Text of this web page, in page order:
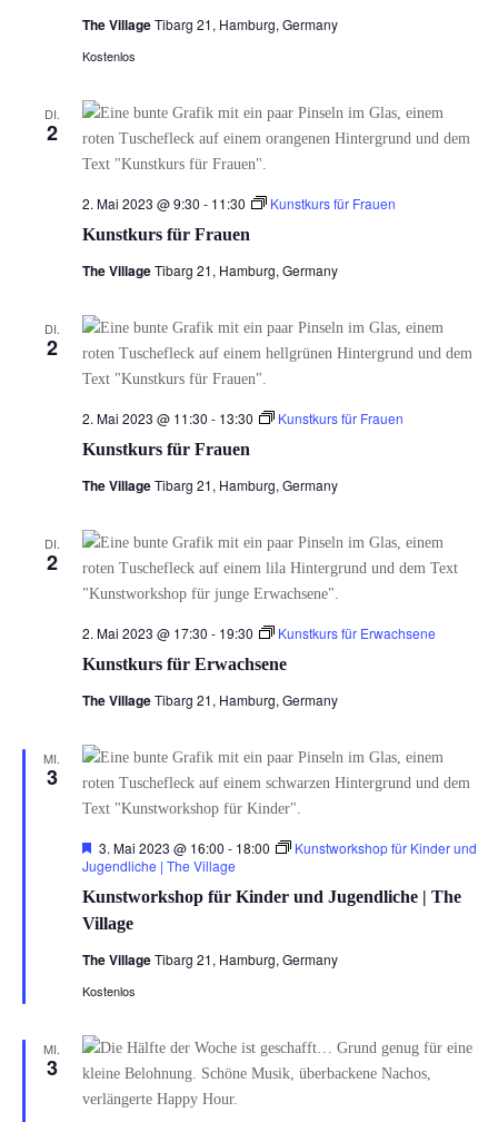
The VillageTibarg 21, Hamburg, Germany
Kostenlos
DI.
2
Kunstkurs für Frauen
2. Mai 2023 @ 9:30 - 11:30 Kunstkurs für Frauen
The VillageTibarg 21, Hamburg, Germany
DI.
2
Kunstkurs für Frauen
2. Mai 2023 @ 11:30 - 13:30 Kunstkurs für Frauen
The VillageTibarg 21, Hamburg, Germany
DI.
2
Kunstkurs für Erwachsene
2. Mai 2023 @ 17:30 - 19:30 Kunstkurs für Erwachsene
The VillageTibarg 21, Hamburg, Germany
MI.
3
Kunstworkshop für Kinder und Jugendliche | The
Village
Hervorgehoben
3. Mai 2023 @ 16:00 - 18:00
Kunstworkshop für Kinder und
Jugendliche | The Village
The VillageTibarg 21, Hamburg, Germany
Kostenlos
MI.
3